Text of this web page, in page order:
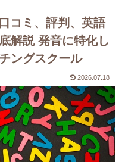
コミ、評判、英語
解説 発音に特化し
ングスクール
2026.07.18